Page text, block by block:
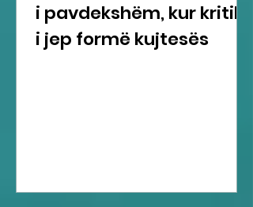
i pavdekshëm, kur kritika
i jep formë kujtesës